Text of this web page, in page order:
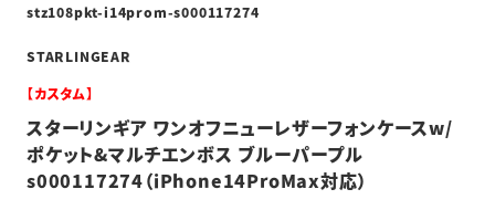
stz108pkt-i14prom-s000117274
STARLINGEAR
【カスタム】
スターリンギア ワンオフニューレザーフォンケースw/
ポケット&マルチエンボス ブルーパープル
s000117274（iPhone14ProMax対応）